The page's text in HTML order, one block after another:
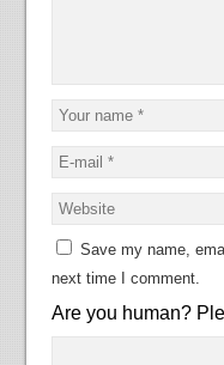
Save my name,
next time I comment.
Are you human?